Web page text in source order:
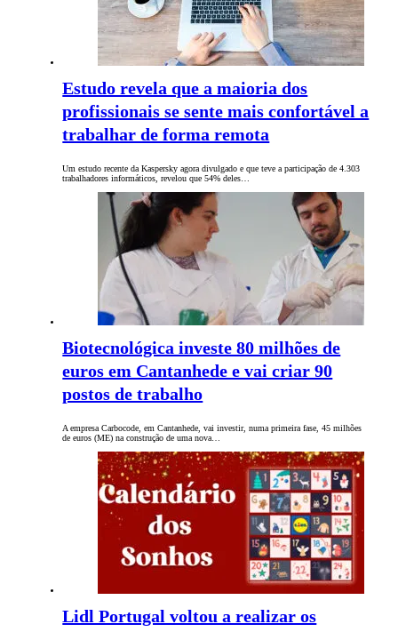
Estudo revela que a maioria dos
profissionais se sente mais confortável a
trabalhar de forma remota
Um estudo recente da Kaspersky agora divulgado e que teve a participação de 4.303
trabalhadores informáticos, revelou que 54% deles…
Biotecnológica investe 80 milhões de
euros em Cantanhede e vai criar 90
postos de trabalho
A empresa Carbocode, em Cantanhede, vai investir, numa primeira fase, 45 milhões
de euros (ME) na construção de uma nova…
Lidl Portugal voltou a realizar os